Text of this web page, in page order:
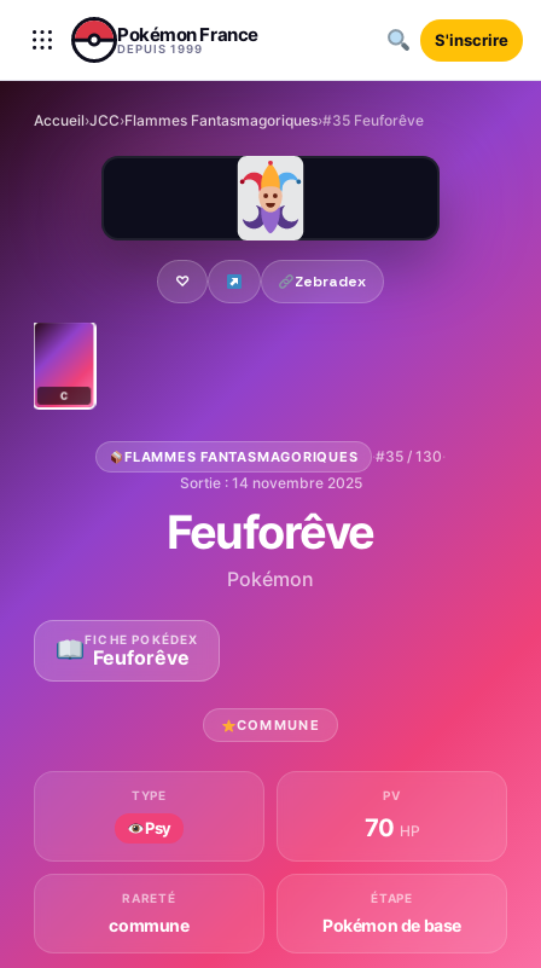
Aller au contenu
Pokémon France
DEPUIS 1999 S'inscrire
Accueil›JCC›Flammes Fantasmagoriques›#35 Feuforêve
♡ Zebradex
C
FLAMMES FANTASMAGORIQUES ·#35 / 130·
Sortie : 14 novembre 2025
Feuforêve
Pokémon
FICHE POKÉDEX
Feuforêve
COMMUNE
TYPE
Psy
PV
70 HP
RARETÉ
commune
ÉTAPE
Pokémon de base